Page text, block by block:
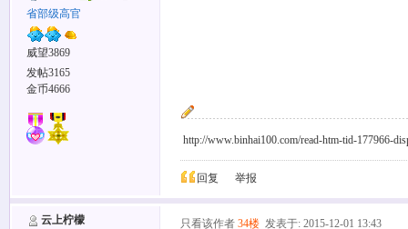
省部级高官
威望3869
发帖3165
金币4666
http://www.binhai100.com/read-htm-tid-177966-
回复 举报
云上柠檬 只看该作者 34楼 发表于: 2015-12-01 13:43